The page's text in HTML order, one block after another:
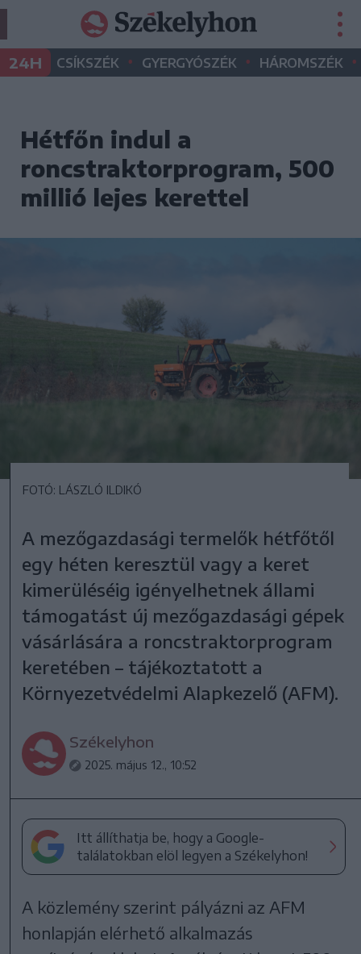
24H CSÍKSZÉK • GYERGYÓSZÉK • HÁROMSZÉK •
Hétfőn indul a
roncstraktorprogram, 500
millió lejes kerettel
FOTÓ: LÁSZLÓ ILDIKÓ
A mezőgazdasági termelők hétfőtől
egy héten keresztül vagy a keret
kimerüléséig igényelhetnek állami
támogatást új mezőgazdasági gépek
vásárlására a roncstraktorprogram
keretében – tájékoztatott a
Környezetvédelmi Alapkezelő (AFM).
Székelyhon
2025. május 12., 10:52
Itt állíthatja be, hogy a Google-
találatokban elöl legyen a Székelyhon!
A közlemény szerint pályázni az AFM
honlapján elérhető alkalmazás